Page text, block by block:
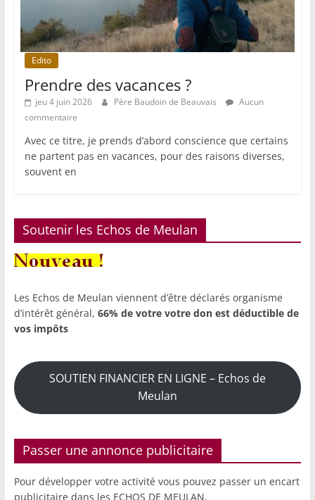
Edito
Prendre des vacances ?
jeu 4 juin 2026 Père Baudoin de Beauvais
Aucun
commentaire
Avec ce titre, je prends d’abord conscience que certains
ne partent pas en vacances, pour des raisons diverses,
souvent en
Soutenir les Echos de Meulan
Les Echos de Meulan viennent d’être déclarés organisme
d’intérêt général, 66% de votre votre don est déductible de
vos impôts
SOUTIEN FINANCIER EN LIGNE – Echos de
Meulan
Passer une annonce publicitaire
Pour développer votre activité vous pouvez passer un encart
publicitaire dans les ECHOS DE MEULAN.